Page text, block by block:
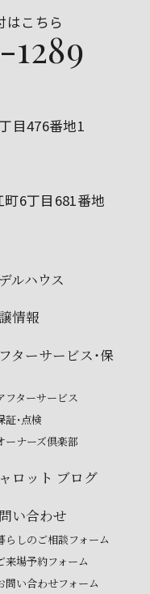
はこちら
目476番地1
6丁目681番地
ルハウス
情報
ターサービス・保
フターサービス
証・点検
ーナーズ倶楽部
ロット ブログ
い合わせ
らしのご相談フォーム
来場予約フォーム
問い合わせフォーム